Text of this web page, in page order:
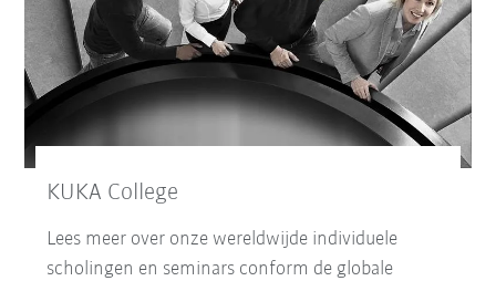
KUKA College
Lees meer over onze wereldwijde individuele
scholingen en seminars conform de globale